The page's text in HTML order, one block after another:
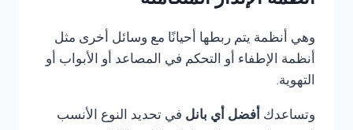
وهي أنظمة يتم ربطها أحيانًا مع وسائل أخرى مثل
أنظمة الإطفاء أو التحكم في المصاعد أو الأبواب أو
التهوية.
وتساعدك أفضل أي بانل في تحديد النوع الأنسب